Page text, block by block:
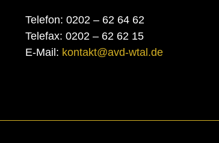
Telefon: 0202 – 62 64 62
Telefax: 0202 – 62 62 15
E-Mail: kontakt@avd-wtal.de